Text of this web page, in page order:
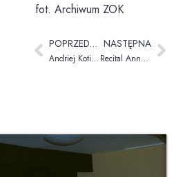
fot. Archiwum ZOK
POPRZEDNIA
Andriej Kotin: Kołysanki dla Lunatyków – recital akustyczny
NASTĘPNA
Recital Anna Poszelużna & Krystian Jałoszyński